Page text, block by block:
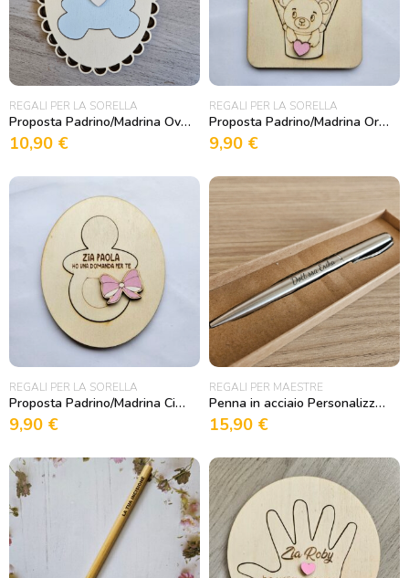
REGALI PER LA SORELLA
Proposta Padrino/Madrina Ovale traforato con orsetto
10,90 €
REGALI PER LA SORELLA
Proposta Padrino/Madrina Orsetto in mongolfiera in legno
9,90 €
REGALI PER LA SORELLA
Proposta Padrino/Madrina Ciuccio in legno
9,90 €
REGALI PER MAESTRE
Penna in acciaio Personalizzabile
15,90 €